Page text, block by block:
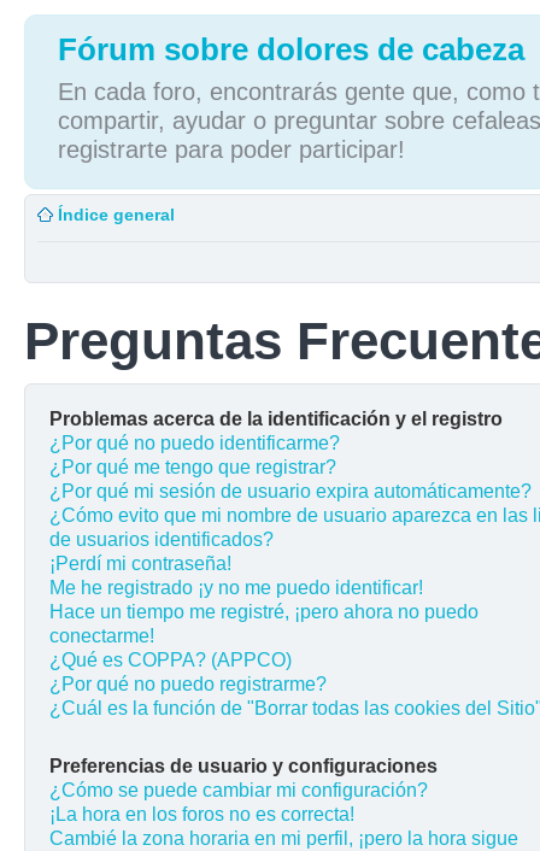
Fórum sobre dolores de cabeza
En cada foro, encontrarás gente que, como
compartir, ayudar o preguntar sobre
registrarte para poder participar!
Índice general
Preguntas
Problemas acerca de la identificación y el registro
¿Por qué no puedo identificarme?
¿Por qué me tengo que registrar?
¿Por qué mi sesión de usuario expira automáticamente?
¿Cómo evito que mi nombre de usuario aparezca en las
de usuarios identificados?
¡Perdí mi contraseña!
Me he registrado ¡y no me puedo identificar!
Hace un tiempo me registré, ¡pero ahora no puedo
conectarme!
¿Qué es COPPA? (APPCO)
¿Por qué no puedo registrarme?
¿Cuál es la función de "Borrar todas las cookies del
Preferencias de usuario y configuraciones
¿Cómo se puede cambiar mi configuración?
¡La hora en los foros no es correcta!
Cambié la zona horaria en mi perfil, ¡pero la hora sigue